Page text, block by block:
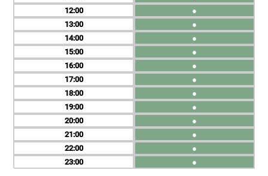
12
13
14
15
16
17
18
19
20
21
22
23
●
●
●
●
●
●
●
●
●
●
●
●